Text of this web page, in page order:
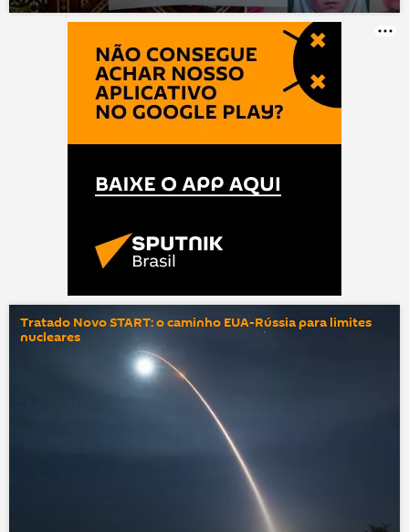
Tratado Novo START: o caminho EUA-Rússia para limites
nucleares